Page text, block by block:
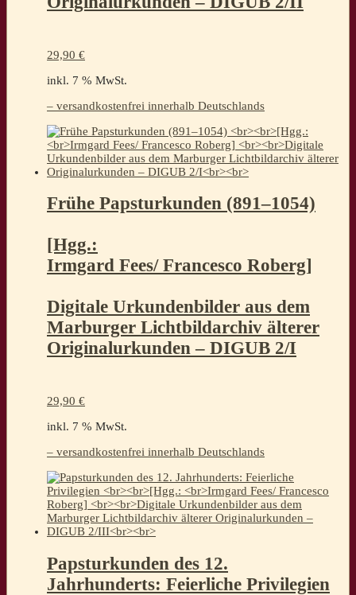
29,90 €
inkl. 7 % MwSt.
– versandkostenfrei innerhalb Deutschlands
Frühe Papsturkunden (891–1054)
[Hgg.:
Irmgard Fees/ Francesco Roberg]
Digitale Urkundenbilder aus dem
Marburger Lichtbildarchiv älterer
Originalurkunden – DIGUB 2/I
29,90 €
inkl. 7 % MwSt.
– versandkostenfrei innerhalb Deutschlands
Papsturkunden des 12.
Jahrhunderts: Feierliche Privilegien